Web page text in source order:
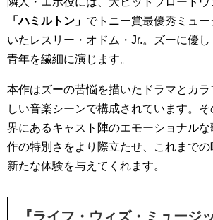
「ハミルトン」 でトニー賞最優秀ミュ
いたレスリー・オドム・Jr.。ズーに優
青年を繊細に演じます。
本作はズーの苦悩を描いたドラマとカ
しい音楽シーンで構成されています。
界にあるキャスト陣のエモーショナル
作の特別さをより際立たせ、これまで
新たな体験を与えてくれます。
『ライフ・ウィズ・ミュージ